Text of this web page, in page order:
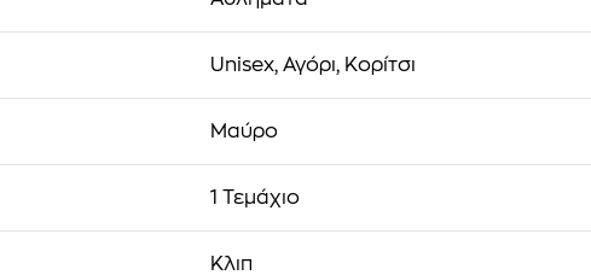
Unisex, Αγόρι, Κορίτσι
Μαύρο
1 Τεμάχιο
Κλιπ